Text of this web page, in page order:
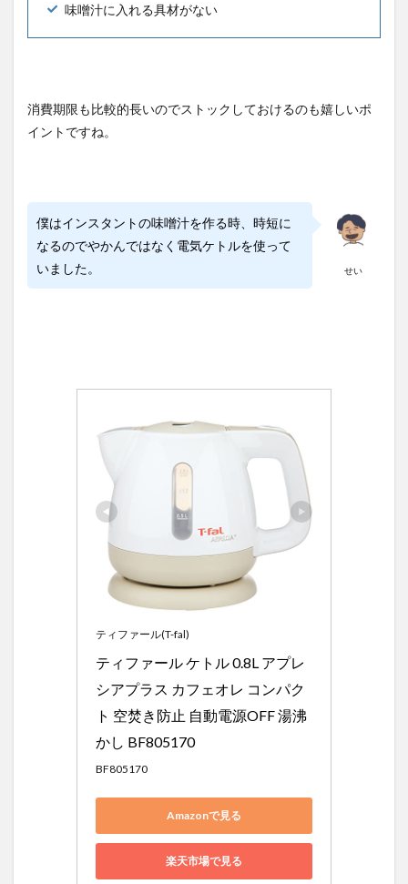
味噌汁に入れる具材がない
消費期限も比較的長いのでストックしておけるのも嬉しいポ
イントですね。
せい
僕はインスタントの味噌汁を作る時、時短に
なるのでやかんではなく電気ケトルを使って
いました。
ティファール(T-fal)
ティファール ケトル 0.8L アプレ
シアプラス カフェオレ コンパク
ト 空焚き防止 自動電源OFF 湯沸
かし BF805170
BF805170
Amazonで見る
楽天市場で見る